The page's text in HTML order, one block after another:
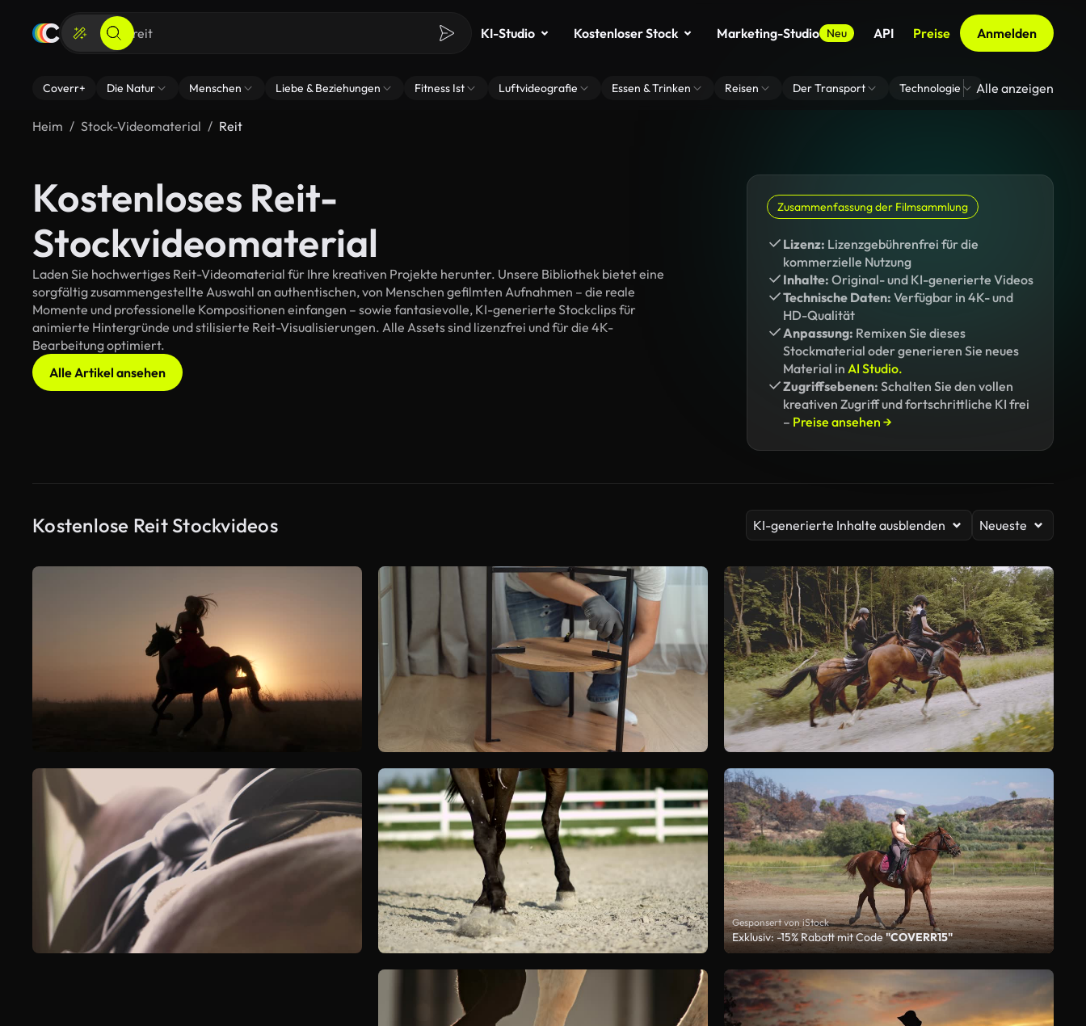
KI-Studio Kostenloser Stock Marketing-Studio Neu API Preise Anmelden
Coverr+ Die Natur Menschen Liebe & Beziehungen Fitness Ist Luftvideografie Essen & Trinken Reisen Der Transport Technologie Zoom Virtuelle
Alle anzeigen
Heim Stock-Videomaterial Reit
Kostenloses Reit-
Stockvideomaterial
Laden Sie hochwertiges Reit-Videomaterial für Ihre kreativen Projekte herunter. Unsere Bibliothek bietet eine
sorgfältig zusammengestellte Auswahl an authentischen, von Menschen gefilmten Aufnahmen – die reale
Momente und professionelle Kompositionen einfangen – sowie fantasievolle, KI-generierte Stockclips für
animierte Hintergründe und stilisierte Reit-Visualisierungen. Alle Assets sind lizenzfrei und für die 4K-
Bearbeitung optimiert.
Alle Artikel ansehen
Zusammenfassung der Filmsammlung
Lizenz: Lizenzgebührenfrei für die
kommerzielle Nutzung
Inhalte: Original- und KI-generierte Videos
Technische Daten: Verfügbar in 4K- und
HD-Qualität
Anpassung: Remixen Sie dieses
Stockmaterial oder generieren Sie neues
Material in AI Studio.
Zugriffsebenen: Schalten Sie den vollen
kreativen Zugriff und fortschrittliche KI frei
– Preise ansehen →
Kostenlose Reit Stockvideos KI-generierte Inhalte ausblenden Neueste
Gesponsert von iStock
Exklusiv: -15% Rabatt mit Code"COVERR15"